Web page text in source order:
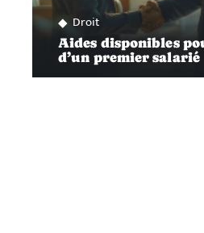
Droit
Aides disponibles
d’un premier salarié